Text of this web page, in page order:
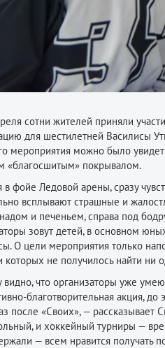
сотни жителей приняли
для шестилетней Василисы
мероприятия можно было
«благосшитым» покрывалом.
в фойе Ледовой арены, сразу
всплывают страшные и
и печеньем, справа под
зовут детей, в основном
О цели мероприятия только
которых не получилось найти ни
видно, что организаторы уже
благотворительная акция,
после «Своих», — рассказывает
и хоккейный турниры —
— всем нравится получать